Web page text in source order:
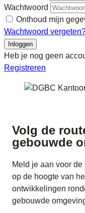
Wachtwoord
Onthoud mijn
Wachtwoord
Inloggen
Heb je nog geen
Registreren
Volg de
gebouwde
Meld je aan voor
op de hoogte van
ontwikkelingen
gebouwde